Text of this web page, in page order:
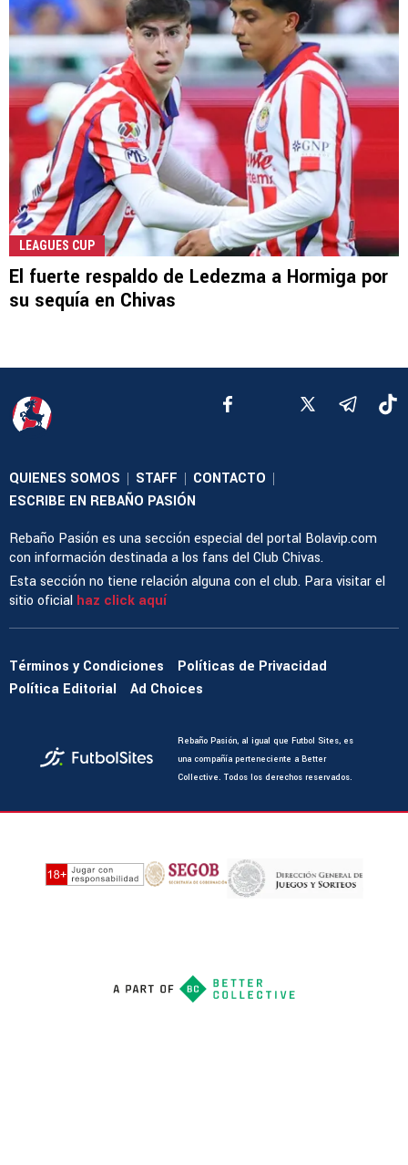
LEAGUES CUP
El fuerte respaldo de Ledezma a Hormiga por
su sequía en Chivas
QUIENES SOMOS | STAFF | CONTACTO |
ESCRIBE EN REBAÑO PASIÓN
Rebaño Pasión es una sección especial del portal Bolavip.com
con información destinada a los fans del Club Chivas.
Esta sección no tiene relación alguna con el club. Para visitar el
sitio oficial haz click aquí
Términos y Condiciones
Políticas de Privacidad
Política Editorial
Ad Choices
Rebaño Pasión, al igual que Futbol Sites, es
una compañía perteneciente a Better
Collective. Todos los derechos reservados.